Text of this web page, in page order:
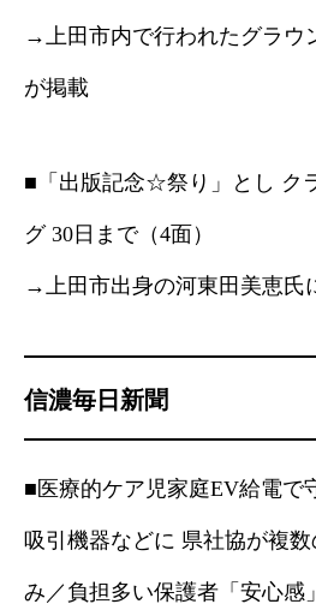
→上田市内で行われたグラウ
が掲載
■「出版記念☆祭り」とし ク
グ 30日まで（4面）
→上田市出身の河東田美恵氏
信濃毎日新聞
■医療的ケア児家庭EV給電で
吸引機器などに 県社協が複
み／負担多い保護者「安心感